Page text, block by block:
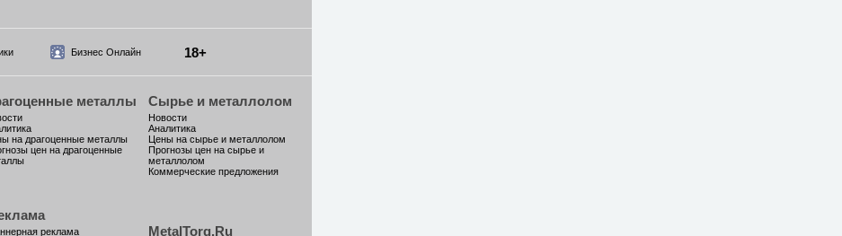
Бизнес Онлайн 18+
металлы
на драгоценные металлы
цен на драгоценные
Сырье и металлолом
Новости
Аналитика
Цены на сырье и металлолом
Прогнозы цен на сырье и
металлолом
Коммерческие предложения
реклама MetalTorg.Ru